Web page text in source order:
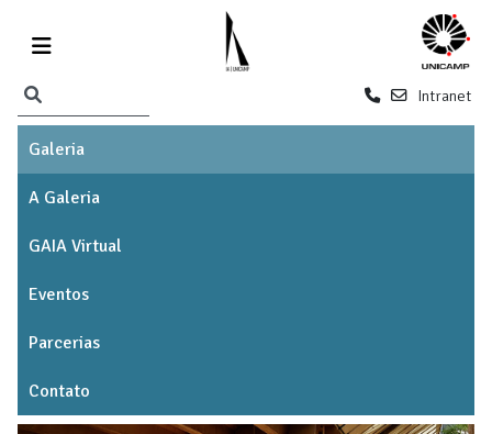
Intranet
Galeria
A Galeria
GAIA Virtual
Eventos
Parcerias
Contato